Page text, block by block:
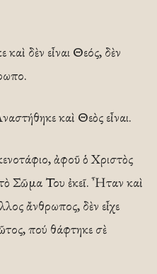
δὲν εἶναι Θεός, δὲν
καὶ Θεὸς εἶναι.
ἀφοῦ ὁ Χριστὸς
Σῶμα Του ἐκεῖ. Ἦταν καὶ
ἄνθρωπος, δὲν εἶχε
πού θάφτηκε σὲ